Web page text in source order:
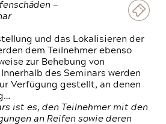
—
und das Lokalisieren der
dem Teilnehmer ebenso
zur Behebung von
des Seminars werden
Verfügung gestellt, an denen
ist es, den Teilnehmer mit den
an Reifen sowie deren